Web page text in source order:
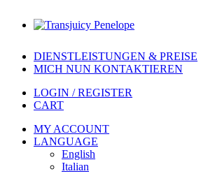
DIENSTLEISTUNGEN & PREISE
MICH NUN KONTAKTIEREN
LOGIN / REGISTER
CART
MY ACCOUNT
LANGUAGE
English
Italian